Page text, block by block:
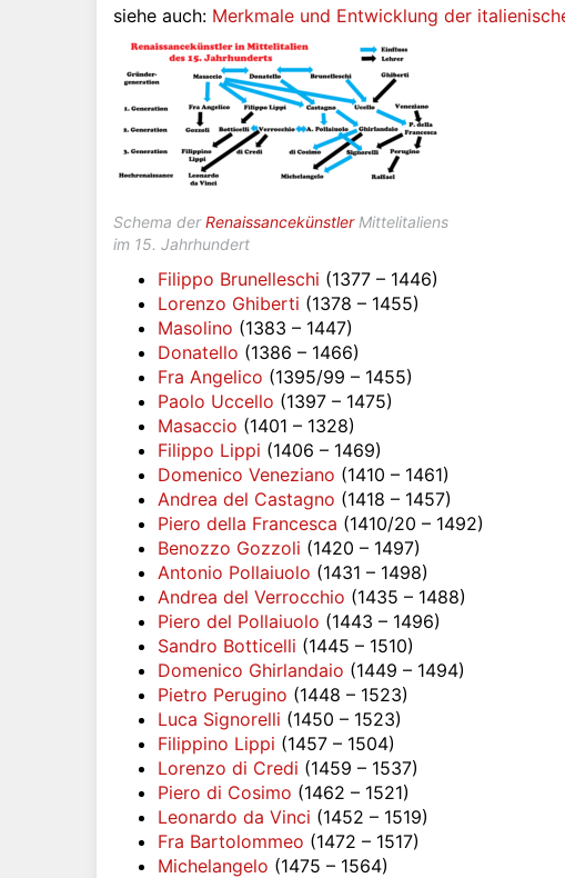
siehe auch: Merkmale und Entwicklung der
Schema derRenaissancekünstlerMittelitaliens
im 15. Jahrhundert
Filippo Brunelleschi (1377 – 1446)
Lorenzo Ghiberti (1378 – 1455)
Masolino (1383 – 1447)
Donatello (1386 – 1466)
Fra Angelico (1395/99 – 1455)
Paolo Uccello (1397 – 1475)
Masaccio (1401 – 1328)
Filippo Lippi (1406 – 1469)
Domenico Veneziano (1410 – 1461)
Andrea del Castagno (1418 – 1457)
Piero della Francesca (1410/20 – 1492)
Benozzo Gozzoli (1420 – 1497)
Antonio Pollaiuolo (1431 – 1498)
Andrea del Verrocchio (1435 – 1488)
Piero del Pollaiuolo (1443 – 1496)
Sandro Botticelli (1445 – 1510)
Domenico Ghirlandaio (1449 – 1494)
Pietro Perugino (1448 – 1523)
Luca Signorelli (1450 – 1523)
Filippino Lippi (1457 – 1504)
Lorenzo di Credi (1459 – 1537)
Piero di Cosimo (1462 – 1521)
Leonardo da Vinci (1452 – 1519)
Fra Bartolommeo (1472 – 1517)
Michelangelo (1475 – 1564)